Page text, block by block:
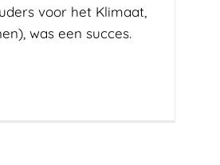
voor het Klimaat,
was een succes.